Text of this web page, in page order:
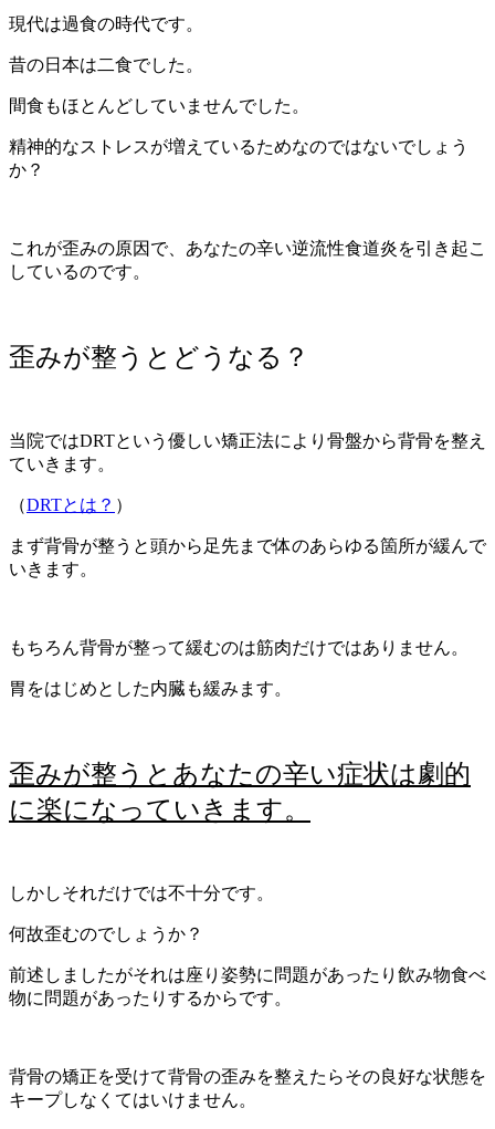
現代は過食の時代です。
昔の日本は二食でした。
間食もほとんどしていませんでした。
精神的なストレスが増えているためなのではないでしょう
か？
これが歪みの原因で、あなたの辛い逆流性食道炎を引き起こ
しているのです。
歪みが整うとどうなる？
当院ではDRTという優しい矯正法により骨盤から背骨を整え
ていきます。
（DRTとは？ ）
まず背骨が整うと頭から足先まで体のあらゆる箇所が緩んで
いきます。
もちろん背骨が整って緩むのは筋肉だけではありません。
胃をはじめとした内臓も緩みます。
歪みが整うとあなたの辛い症状は劇的
に楽になっていきます。
しかしそれだけでは不十分です。
何故歪むのでしょうか？
前述しましたがそれは座り姿勢に問題があったり飲み物食べ
物に問題があったりするからです。
背骨の矯正を受けて背骨の歪みを整えたらその良好な状態を
キープしなくてはいけません。